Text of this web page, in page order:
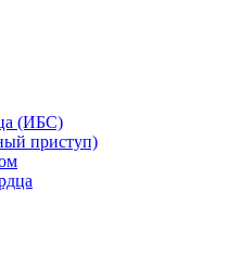
(ИБС)
приступ)